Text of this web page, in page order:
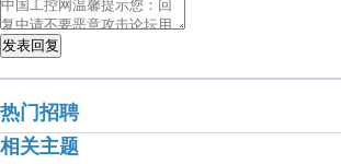
发表回复
热门招聘
相关主题